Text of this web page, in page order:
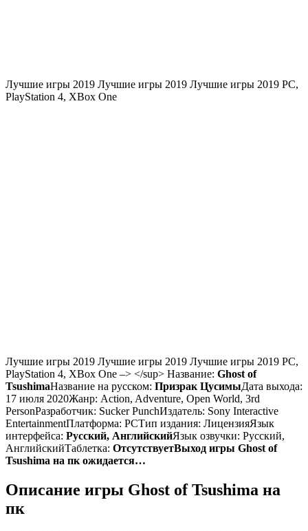
Лучшие игры 2019 Лучшие игры 2019 Лучшие игры 2019 PC,
PlayStation 4, XBox One
Лучшие игры 2019 Лучшие игры 2019 Лучшие игры 2019 PC,
PlayStation 4, XBox One –> </sup> Название: Ghost of
TsushimaНазвание на русском: Призрак ЦусимыДата выхода:
17 июля 2020Жанр: Action, Adventure, Open World, 3rd
PersonРазработчик: Sucker PunchИздатель: Sony Interactive
EntertainmentПлатформа: PCТип издания: ЛицензияЯзык
интерфейса: Русский, АнглийскийЯзык озвучки: Русский,
АнглийскийТаблетка: ОтсутствуетВыход игры Ghost of
Tsushima на пк ожидается…
Описание игры Ghost of Tsushima на
пк